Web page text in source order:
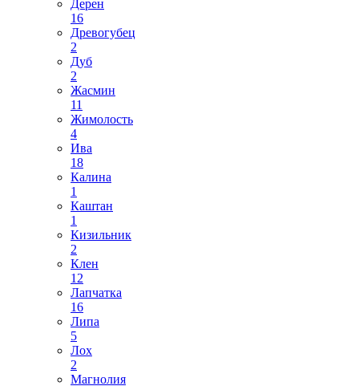
Дерен
16
Древогубец
2
Дуб
2
Жасмин
11
Жимолость
4
Ива
18
Калина
1
Каштан
1
Кизильник
2
Клен
12
Лапчатка
16
Липа
5
Лох
2
Магнолия